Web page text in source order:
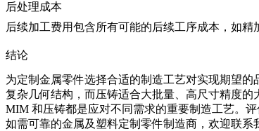
后处理成本
后续加工费用包含所有可能的后续工序成本，如
结论
为定制金属零件选择合适的制造工艺对实现期望
复杂几何结构，而压铸适合大批量、高尺寸精度
MIM 和压铸都是应对不同需求的重要制造工艺。
如需可靠的金属及塑料定制零件制造商 ，欢迎联